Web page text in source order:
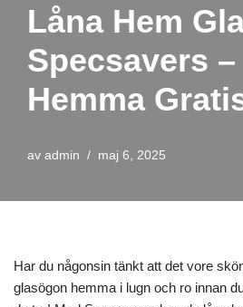
Låna Hem
Specsavers
Hemma
av admin maj 6, 2025
Har du någonsin tänkt att det vore
glasögon hemma i lugn och ro innan